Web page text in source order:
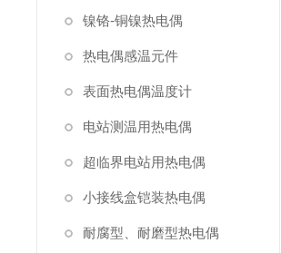
镍铬-铜镍热电偶
热电偶感温元件
表面热电偶温度计
电站测温用热电偶
超临界电站用热电偶
小接线盒铠装热电偶
耐腐型、耐磨型热电偶